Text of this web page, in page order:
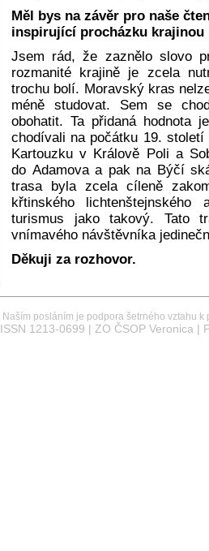
Měl bys na závěr pro naše
inspirující procházku krajinou
Jsem rád, že zaznělo slovo
rozmanité krajině je zcela
trochu bolí. Moravský kras
méně studovat. Sem se
obohatit. Ta přidaná hodnota
chodívali na počátku 19.
Kartouzku v Králově Poli a
do Adamova a pak na Býčí
trasa byla zcela cíleně
křtinského
turismus jako takový. Tato
vnímavého návštěvníka
Děkuji za rozhovor.
Naším posláním je podpora šetrného vztahu
ISSN 1213-0699 | ZO ČSOP Veronica |